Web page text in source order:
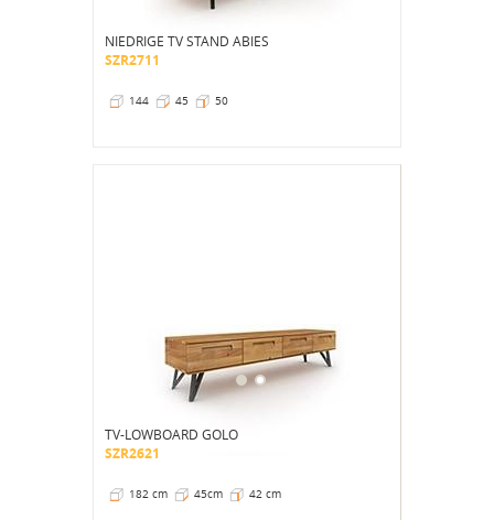
NIEDRIGE TV STAND ABIES
SZR2711
144 45 50
TV-LOWBOARD GOLO
SZR2621
182 cm 45cm 42 cm